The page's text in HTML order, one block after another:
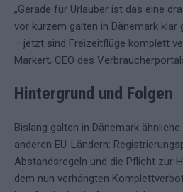
„Gerade für Urlauber ist das eine
vor kurzem galten in Dänemark klar
– jetzt sind Freizeitflüge komplett
Markert, CEO des
Hintergrund und Folgen
Bislang galten in Dänemark
anderen EU-Ländern:
Abstandsregeln und die Pflicht zur
dem nun verhängten